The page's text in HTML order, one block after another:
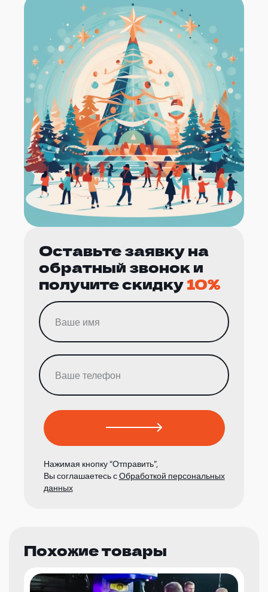
Оставьте заявку на
обратный звонок и
получите скидку10%
Нажимая кнопку “Отправить”,
Вы соглашаетесь сОбработкой персональных
данных
Похожие товары